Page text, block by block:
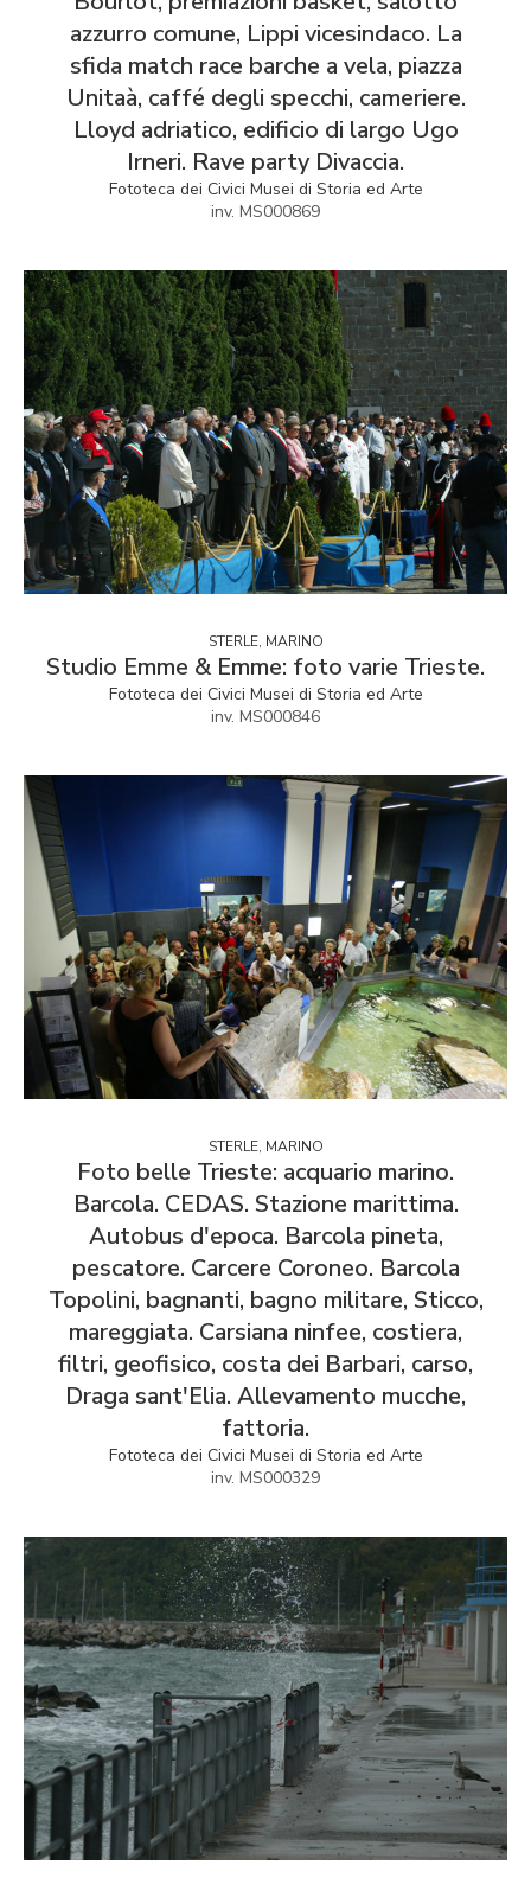
azzurro comune, Lippi vicesindaco. La
sfida match race barche a vela, piazza
Unitaà, caffé degli specchi, cameriere.
Lloyd adriatico, edificio di largo Ugo
Irneri. Rave party Divaccia.
Fototeca dei Civici Musei di Storia ed Arte
inv. MS000869
STERLE, MARINO
Studio Emme & Emme: foto varie Trieste.
Fototeca dei Civici Musei di Storia ed Arte
inv. MS000846
STERLE, MARINO
Foto belle Trieste: acquario marino.
Barcola. CEDAS. Stazione marittima.
Autobus d'epoca. Barcola pineta,
pescatore. Carcere Coroneo. Barcola
Topolini, bagnanti, bagno militare, Sticco,
mareggiata. Carsiana ninfee, costiera,
filtri, geofisico, costa dei Barbari, carso,
Draga sant'Elia. Allevamento mucche,
fattoria.
Fototeca dei Civici Musei di Storia ed Arte
inv. MS000329